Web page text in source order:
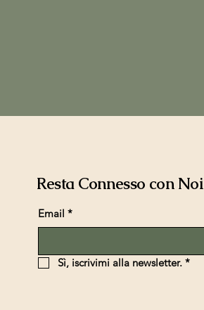
Resta Connesso con Noi
Email *
Sì, iscrivimi alla newsletter. *